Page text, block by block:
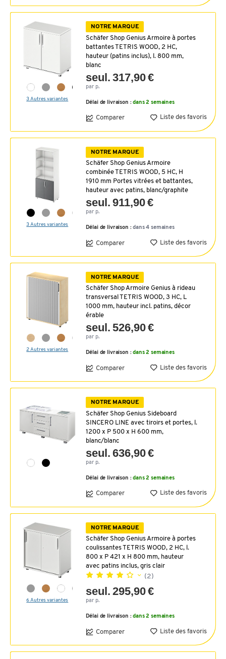
3 Autres variantes
NOTRE MARQUE
Schäfer Shop Genius Armoire à portes
battantes TETRIS WOOD, 2 HC,
hauteur (patins inclus), l. 800 mm,
blanc
seul. 317,90 €
par p.
Délai de livraison :dans 2 semaines
Comparer Liste des favoris
3 Autres variantes
NOTRE MARQUE
Schäfer Shop Genius Armoire
combinée TETRIS WOOD, 5 HC, H
1910 mm Portes vitrées et battantes,
hauteur avec patins, blanc/graphite
seul. 911,90 €
par p.
Délai de livraison :dans 4 semaines
Comparer Liste des favoris
2 Autres variantes
NOTRE MARQUE
Schäfer Shop Armoire Genius à rideau
transversal TETRIS WOOD, 3 HC, L
1000 mm, hauteur incl. patins, décor
érable
seul. 526,90 €
par p.
Délai de livraison :dans 2 semaines
Comparer Liste des favoris
NOTRE MARQUE
Schäfer Shop Genius Sideboard
SINCERO LINE avec tiroirs et portes, l.
1200 x P 500 x H 600 mm,
blanc/blanc
seul. 636,90 €
par p.
Délai de livraison :dans 2 semaines
Comparer Liste des favoris
6 Autres variantes
NOTRE MARQUE
Schäfer Shop Genius Armoire à portes
coulissantes TETRIS WOOD, 2 HC, l.
800 x P 421 x H 800 mm, hauteur
avec patins inclus, gris clair
(2)
seul. 295,90 €
par p.
Délai de livraison :dans 2 semaines
Comparer Liste des favoris